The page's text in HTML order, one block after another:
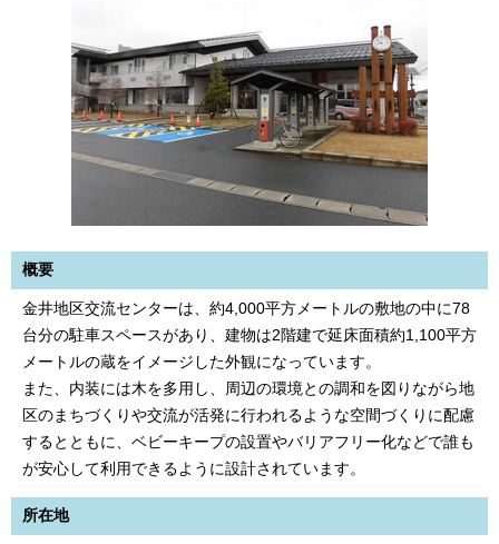
概要
金井地区交流センターは、約4,000平方メートルの敷地の中に78
台分の駐車スペースがあり、建物は2階建で延床面積約1,100平方
メートルの蔵をイメージした外観になっています。
また、内装には木を多用し、周辺の環境との調和を図りながら地
区のまちづくりや交流が活発に行われるような空間づくりに配慮
するとともに、ベビーキープの設置やバリアフリー化などで誰も
が安心して利用できるように設計されています。
所在地